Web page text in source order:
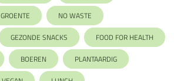
GROENTE
NO WASTE
GEZONDE SNACKS
FOOD FOR HEALTH
BOEREN
PLANTAARDIG